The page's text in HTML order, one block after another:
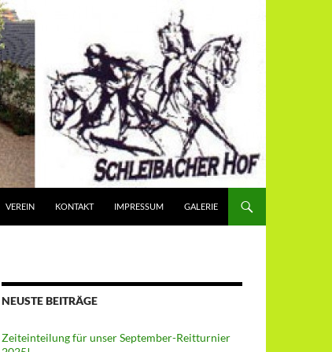
VEREIN KONTAKT IMPRESSUM GALERIE
NEUSTE BEITRÄGE
Zeiteinteilung für unser September-Reitturnier